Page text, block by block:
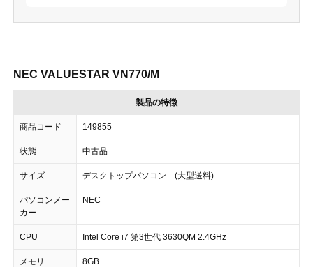
NEC VALUESTAR VN770/M
製品の特徴
商品コード 149855
状態 中古品
サイズ デスクトップパソコン (大型送料)
パソコンメー
カー
NEC
CPU Intel Core i7 第3世代 3630QM 2.4GHz
メモリ 8GB